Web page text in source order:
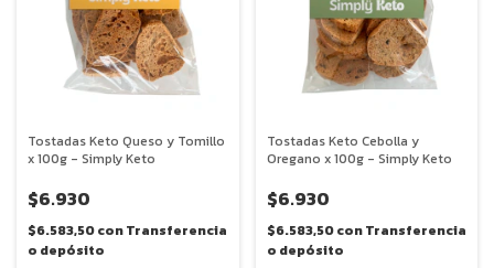
Tostadas Keto Queso y Tomillo
x 100g - Simply Keto
$6.930
$6.583,50conTransferencia
o depósito
Tostadas Keto Cebolla y
Oregano x 100g - Simply Keto
$6.930
$6.583,50conTransferencia
o depósito